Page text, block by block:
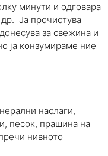
минути и одговара
Ја прочистува
за свежина и
ја конзумираме ние
наслаги,
песок, прашина на
нивното